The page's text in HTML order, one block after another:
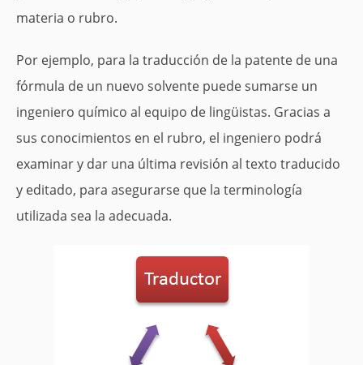
materia o rubro.
Por ejemplo, para la traducción de la patente de una
fórmula de un nuevo solvente puede sumarse un
ingeniero químico al equipo de lingüistas. Gracias a
sus conocimientos en el rubro, el ingeniero podrá
examinar y dar una última revisión al texto traducido
y editado, para asegurarse que la terminología
utilizada sea la adecuada.